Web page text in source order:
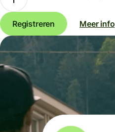
Registreren Meer info